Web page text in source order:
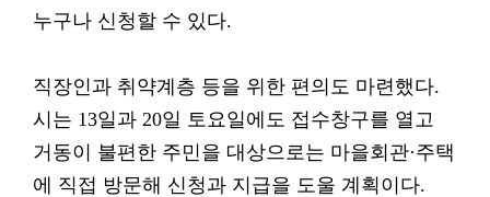
누구나 신청할 수 있다.
직장인과 취약계층 등을 위한 편의도 마련했다.
시는 13일과 20일 토요일에도 접수창구를 열고
거동이 불편한 주민을 대상으로는 마을회관·주택
에 직접 방문해 신청과 지급을 도울 계획이다.